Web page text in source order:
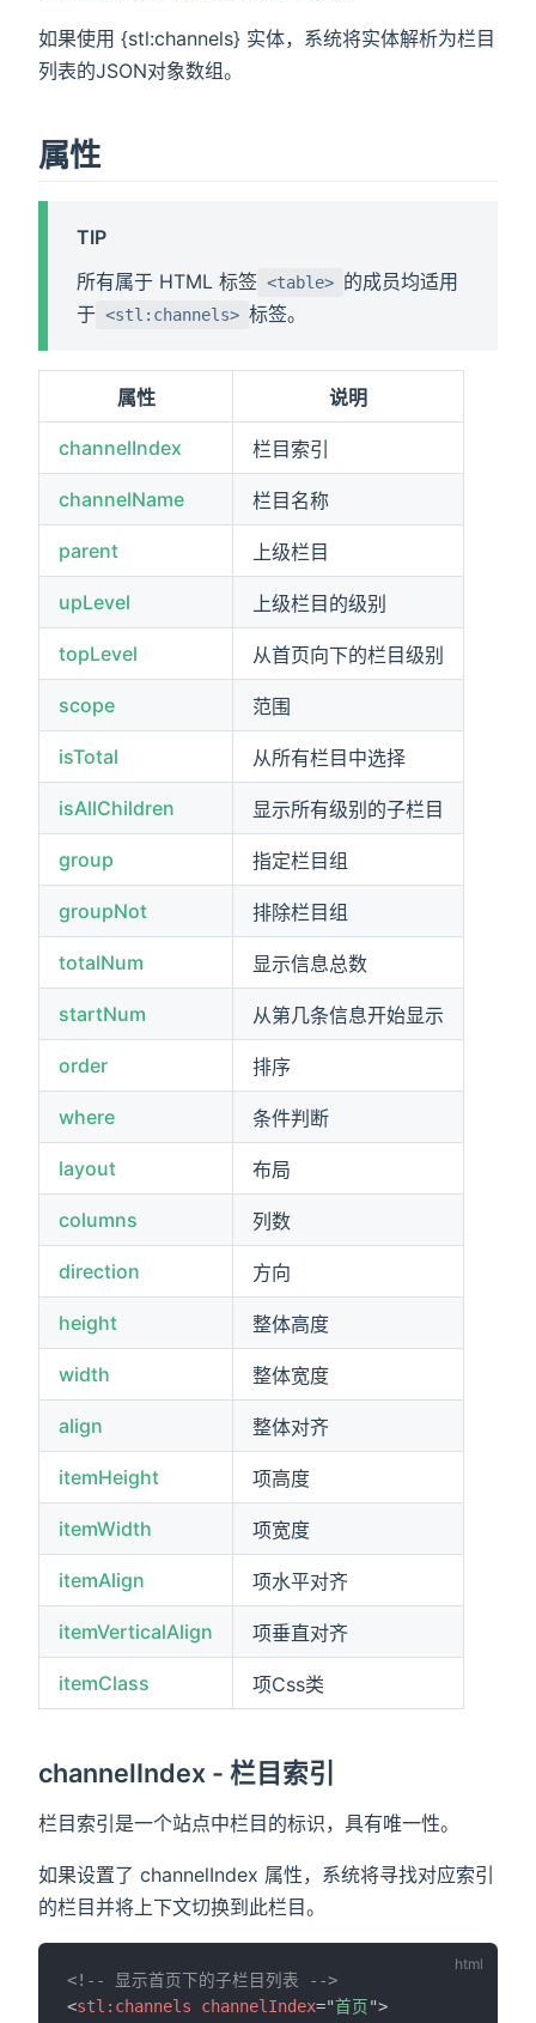
如果使用 {stl:channels} 实体，系统将实体解析为栏目
列表的JSON对象数组。
属性
TIP
所有属于 HTML 标签 <table> 的成员均适用
于 <stl:channels> 标签。
属性 说明
channelIndex 栏目索引
channelName 栏目名称
parent 上级栏目
upLevel 上级栏目的级别
topLevel 从首页向下的栏目级别
scope 范围
isTotal 从所有栏目中选择
isAllChildren 显示所有级别的子栏目
group 指定栏目组
groupNot 排除栏目组
totalNum 显示信息总数
startNum 从第几条信息开始显示
order 排序
where 条件判断
layout 布局
columns 列数
direction 方向
height 整体高度
width 整体宽度
align 整体对齐
itemHeight 项高度
itemWidth 项宽度
itemAlign 项水平对齐
itemVerticalAlign 项垂直对齐
itemClass 项Css类
channelIndex - 栏目索引
栏目索引是一个站点中栏目的标识，具有唯一性。
如果设置了 channelIndex 属性，系统将寻找对应索引
的栏目并将上下文切换到此栏目。
<!-- 显示首页下的子栏目列表 -->
<stl: channels channelIndex="首页">